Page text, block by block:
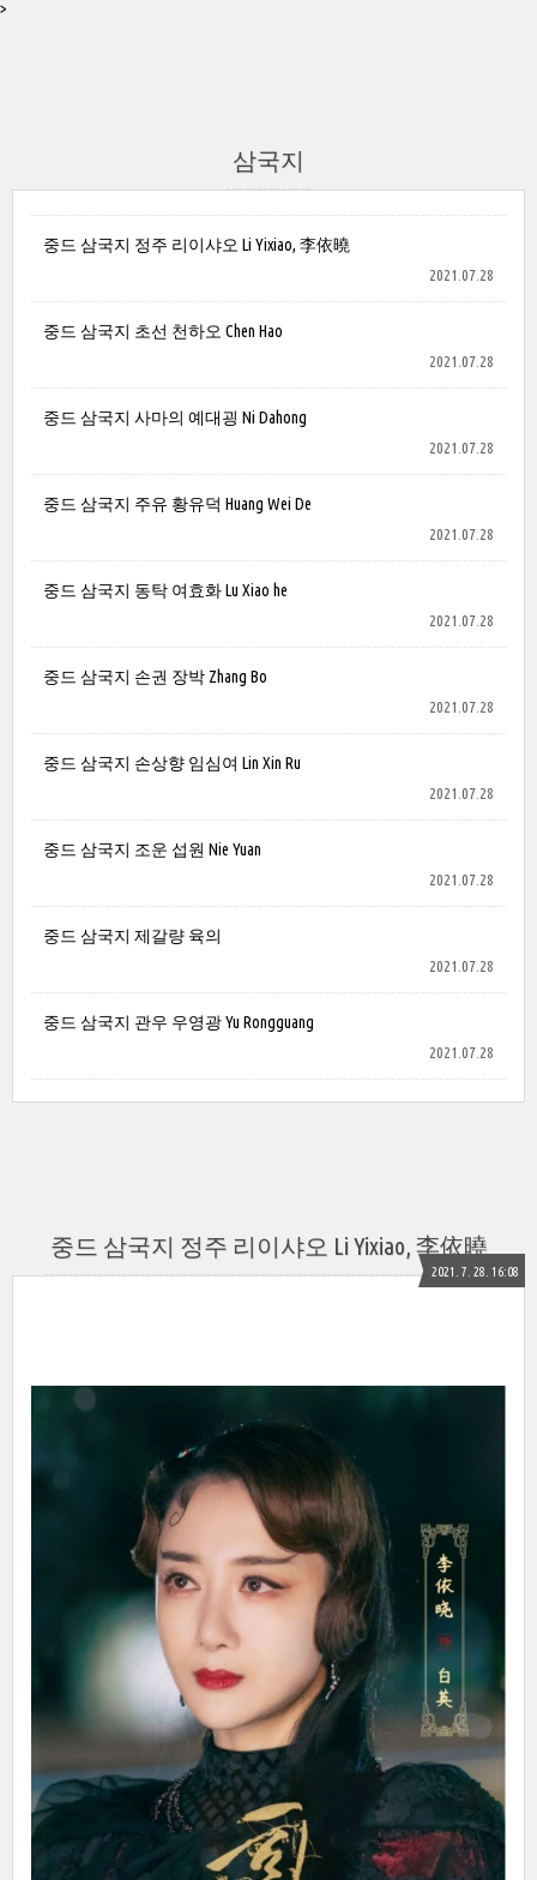
>
삼국지
중드 삼국지 정주 리이샤오 Li Yixiao, 李依曉
2021.07.28
중드 삼국지 초선 천하오 Chen Hao
2021.07.28
중드 삼국지 사마의 예대굉 Ni Dahong
2021.07.28
중드 삼국지 주유 황유덕 Huang Wei De
2021.07.28
중드 삼국지 동탁 여효화 Lu Xiao he
2021.07.28
중드 삼국지 손권 장박 Zhang Bo
2021.07.28
중드 삼국지 손상향 임심여 Lin Xin Ru
2021.07.28
중드 삼국지 조운 섭원 Nie Yuan
2021.07.28
중드 삼국지 제갈량 육의
2021.07.28
중드 삼국지 관우 우영광 Yu Rongguang
2021.07.28
중드 삼국지 정주 리이샤오 Li Yixiao, 李依曉
2021. 7. 28. 16:08